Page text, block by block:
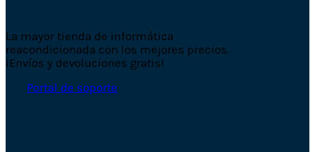
La mayor tienda de informática
reacondicionada con los mejores precios.
¡Envíos y devoluciones gratis!
Portal de soporte